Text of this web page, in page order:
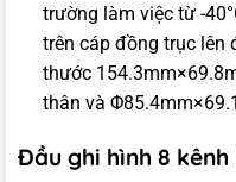
trường làm việc từ -
trên cáp đồng trục lên
thước
thân và
Đầu ghi hình 8 kênh